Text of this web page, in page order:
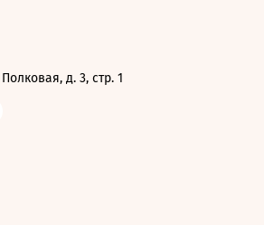
д. 3, стр. 1